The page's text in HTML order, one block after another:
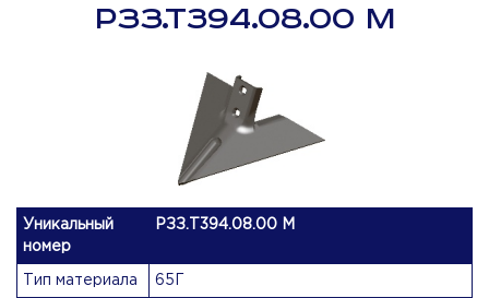
РЗЗ.Т394.08.00 М
Уникальный
номер
РЗЗ.Т394.08.00 М
Тип материала 65Г